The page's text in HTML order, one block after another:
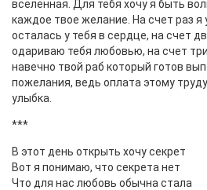
вселенная. Для тебя хочу я быть
каждое твое желание. На счет раз я
осталась у тебя в сердце, на счет
одариваю тебя любовью, на счет
навечно твой раб который готов
пожелания, ведь оплата этому
улыбка.
***
В этот день открыть хочу секрет
Вот я понимаю, что секрета нет
Что для нас любовь обычна стала